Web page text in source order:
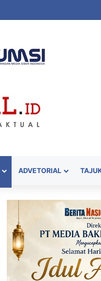
ADVETORIAL